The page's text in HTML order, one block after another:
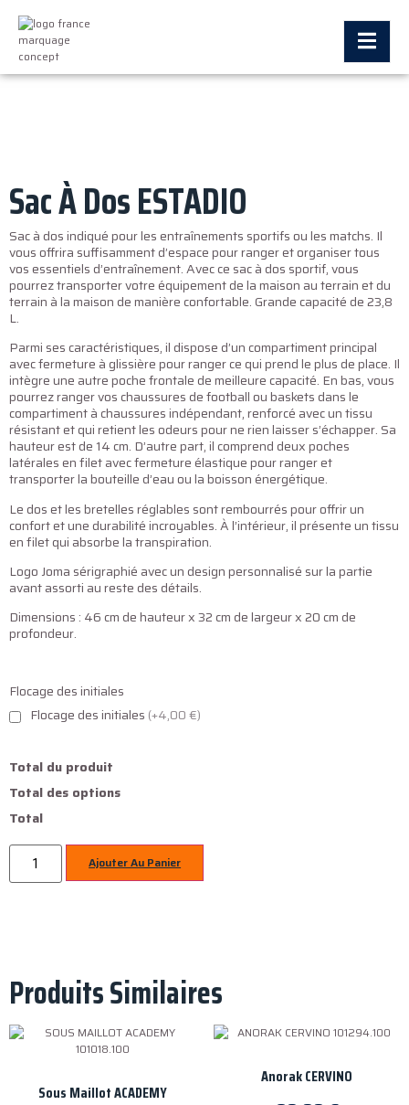
Sac À Dos ESTADIO
Sac à dos indiqué pour les entraînements sportifs ou les matchs. Il
vous offrira suffisamment d’espace pour ranger et organiser tous
vos essentiels d’entraînement. Avec ce sac à dos sportif, vous
pourrez transporter votre équipement de la maison au terrain et du
terrain à la maison de manière confortable. Grande capacité de 23,8
L.
Parmi ses caractéristiques, il dispose d’un compartiment principal
avec fermeture à glissière pour ranger ce qui prend le plus de place. Il
intègre une autre poche frontale de meilleure capacité. En bas, vous
pourrez ranger vos chaussures de football ou baskets dans le
compartiment à chaussures indépendant, renforcé avec un tissu
résistant et qui retient les odeurs pour ne rien laisser s’échapper. Sa
hauteur est de 14 cm. D’autre part, il comprend deux poches
latérales en filet avec fermeture élastique pour ranger et
transporter la bouteille d’eau ou la boisson énergétique.
Le dos et les bretelles réglables sont rembourrés pour offrir un
confort et une durabilité incroyables. À l’intérieur, il présente un tissu
en filet qui absorbe la transpiration.
Logo Joma sérigraphié avec un design personnalisé sur la partie
avant assorti au reste des détails.
Dimensions : 46 cm de hauteur x 32 cm de largeur x 20 cm de
profondeur.
Flocage des initiales
Flocage des initiales (+4,00 €)
Total du produit
Total des options
Total
Ajouter Au Panier
Produits Similaires
Sous Maillot ACADEMY
Anorak CERVINO